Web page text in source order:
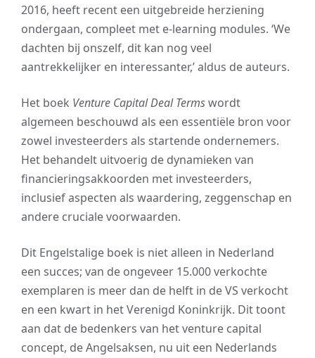
2016, heeft recent een uitgebreide herziening
ondergaan, compleet met e-learning modules. ‘We
dachten bij onszelf, dit kan nog veel
aantrekkelijker en interessanter,’ aldus de auteurs.
Het boek Venture Capital Deal Termswordt
algemeen beschouwd als een essentiële bron voor
zowel investeerders als startende ondernemers.
Het behandelt uitvoerig de dynamieken van
financieringsakkoorden met investeerders,
inclusief aspecten als waardering, zeggenschap en
andere cruciale voorwaarden.
Dit Engelstalige boek is niet alleen in Nederland
een succes; van de ongeveer 15.000 verkochte
exemplaren is meer dan de helft in de VS verkocht
en een kwart in het Verenigd Koninkrijk. Dit toont
aan dat de bedenkers van het venture capital
concept, de Angelsaksen, nu uit een Nederlands